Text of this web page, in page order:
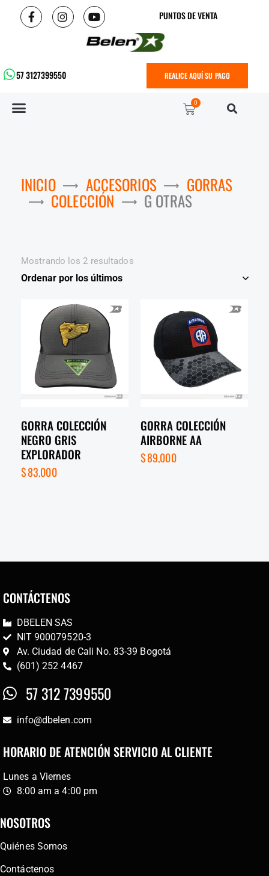
PUNTOS DE VENTA
57 3127399550 REALICE AQUÍ SU PAGO
0
INICIO ACCESORIOS GORRAS
COLECCIÓN G OTRAS
Mostrando los 2 resultados
GORRA COLECCIÓN
NEGRO GRIS
EXPLORADOR
$83,000
GORRA COLECCIÓN
AIRBORNE AA
$89,000
CONTÁCTENOS
DBELEN SAS
NIT 900079520-3
Av. Ciudad de Cali No. 83-39 Bogotá
(601) 252 4467
57 312 7399550
info@dbelen.com
HORARIO DE ATENCIÓN SERVICIO AL CLIENTE
Lunes a Viernes
8:00 am a 4:00 pm
NOSOTROS
Quiénes Somos
Contáctenos